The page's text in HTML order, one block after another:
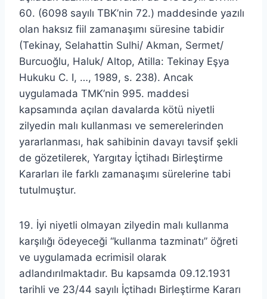
60. (6098 sayılı TBK’nin 72.) maddesinde yazılı
olan haksız fiil zamanaşımı süresine tabidir
(Tekinay, Selahattin Sulhi/ Akman, Sermet/
Burcuoğlu, Haluk/ Altop, Atilla: Tekinay Eşya
Hukuku C. I, …, 1989, s. 238). Ancak
uygulamada TMK’nin 995. maddesi
kapsamında açılan davalarda kötü niyetli
zilyedin malı kullanması ve semerelerinden
yararlanması, hak sahibinin davayı tavsif şekli
de gözetilerek, Yargıtay İçtihadı Birleştirme
Kararları ile farklı zamanaşımı sürelerine tabi
tutulmuştur.
19. İyi niyetli olmayan zilyedin malı kullanma
karşılığı ödeyeceği “kullanma tazminatı” öğreti
ve uygulamada ecrimisil olarak
adlandırılmaktadır. Bu kapsamda 09.12.1931
tarihli ve 23/44 sayılı İçtihadı Birleştirme Kararı